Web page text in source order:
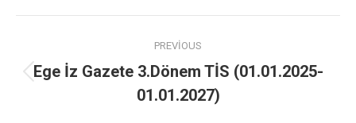
PREVIOUS
Ege İz Gazete 3.Dönem TİS (01.01.2025-
01.01.2027)